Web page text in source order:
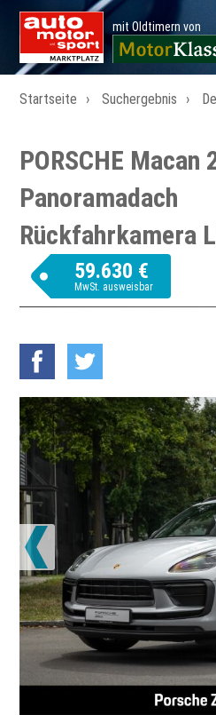
mit Oldtimern von
Startseite Suchergebnis
PORSCHE Macan
Panoramadach
Rückfahrkamera
59.630 €
MwSt. ausweisbar